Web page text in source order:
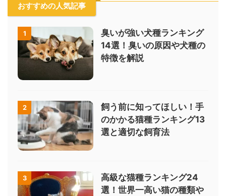
おすすめの人気記事
1
臭いが強い犬種ランキング
14選！臭いの原因や犬種の
特徴を解説
2
飼う前に知ってほしい！手
のかかる猫種ランキング13
選と適切な飼育法
3
高級な猫種ランキング24
選！世界一高い猫の種類や